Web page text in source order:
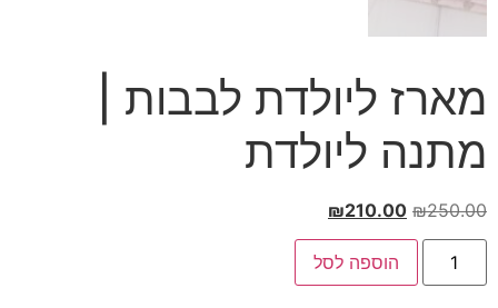
מארז ליולדת לבבות |
מתנה ליולדת
₪250.00
המחיר
המקורי
היה:
₪250.00.
₪210.00
הנוכחי
הוא:
₪210.00.
כמות
מארז
הוספה לסל